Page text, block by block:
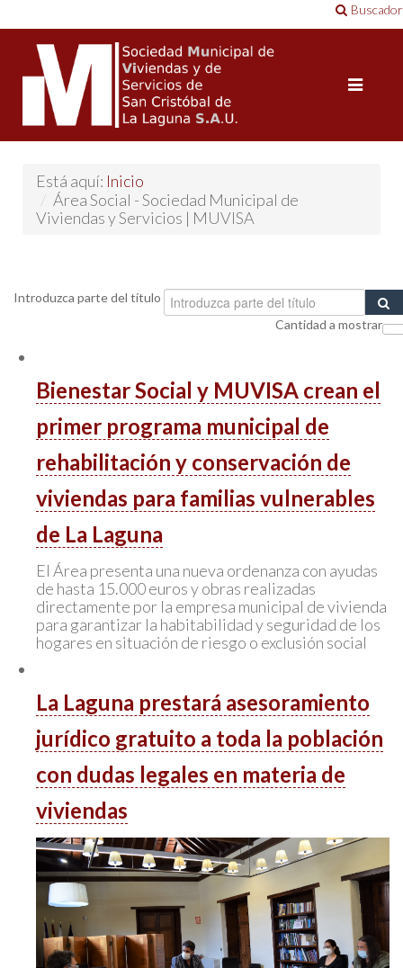
Buscador
Está aquí: Inicio
/ Área Social - Sociedad Municipal de
Viviendas y Servicios | MUVISA
Introduzca parte del título
Cantidad a mostrar
Bienestar Social y MUVISA crean el
primer programa municipal de
rehabilitación y conservación de
viviendas para familias vulnerables
de La Laguna
El Área presenta una nueva ordenanza con ayudas
de hasta 15.000 euros y obras realizadas
directamente por la empresa municipal de vivienda
para garantizar la habitabilidad y seguridad de los
hogares en situación de riesgo o exclusión social
La Laguna prestará asesoramiento
jurídico gratuito a toda la población
con dudas legales en materia de
viviendas